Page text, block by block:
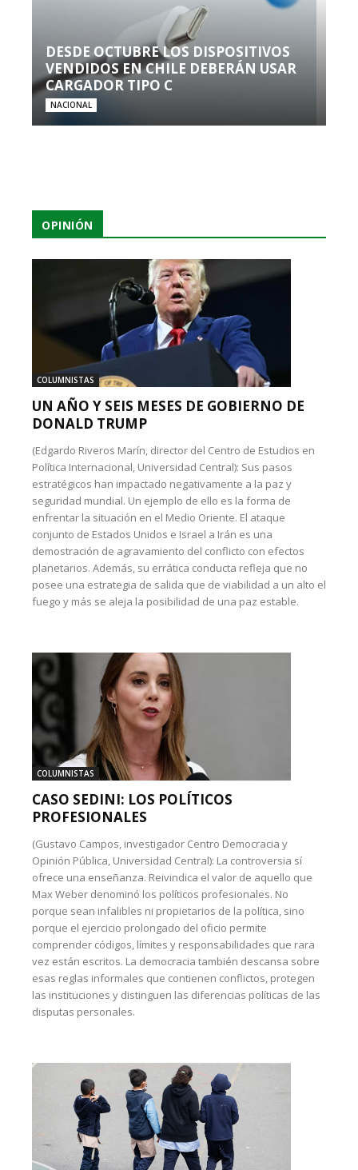
DESDE OCTUBRE LOS DISPOSITIVOS
VENDIDOS EN CHILE DEBERÁN USAR
CARGADOR TIPO C
NACIONAL
OPINIÓN
COLUMNISTAS
UN AÑO Y SEIS MESES DE GOBIERNO DE
DONALD TRUMP
(Edgardo Riveros Marín, director del Centro de Estudios en
Política Internacional, Universidad Central): Sus pasos
estratégicos han impactado negativamente a la paz y
seguridad mundial. Un ejemplo de ello es la forma de
enfrentar la situación en el Medio Oriente. El ataque
conjunto de Estados Unidos e Israel a Irán es una
demostración de agravamiento del conflicto con efectos
planetarios. Además, su errática conducta refleja que no
posee una estrategia de salida que de viabilidad a un alto el
fuego y más se aleja la posibilidad de una paz estable.
COLUMNISTAS
CASO SEDINI: LOS POLÍTICOS
PROFESIONALES
(Gustavo Campos, investigador Centro Democracia y
Opinión Pública, Universidad Central): La controversia sí
ofrece una enseñanza. Reivindica el valor de aquello que
Max Weber denominó los políticos profesionales. No
porque sean infalibles ni propietarios de la política, sino
porque el ejercicio prolongado del oficio permite
comprender códigos, límites y responsabilidades que rara
vez están escritos. La democracia también descansa sobre
esas reglas informales que contienen conflictos, protegen
las instituciones y distinguen las diferencias políticas de las
disputas personales.